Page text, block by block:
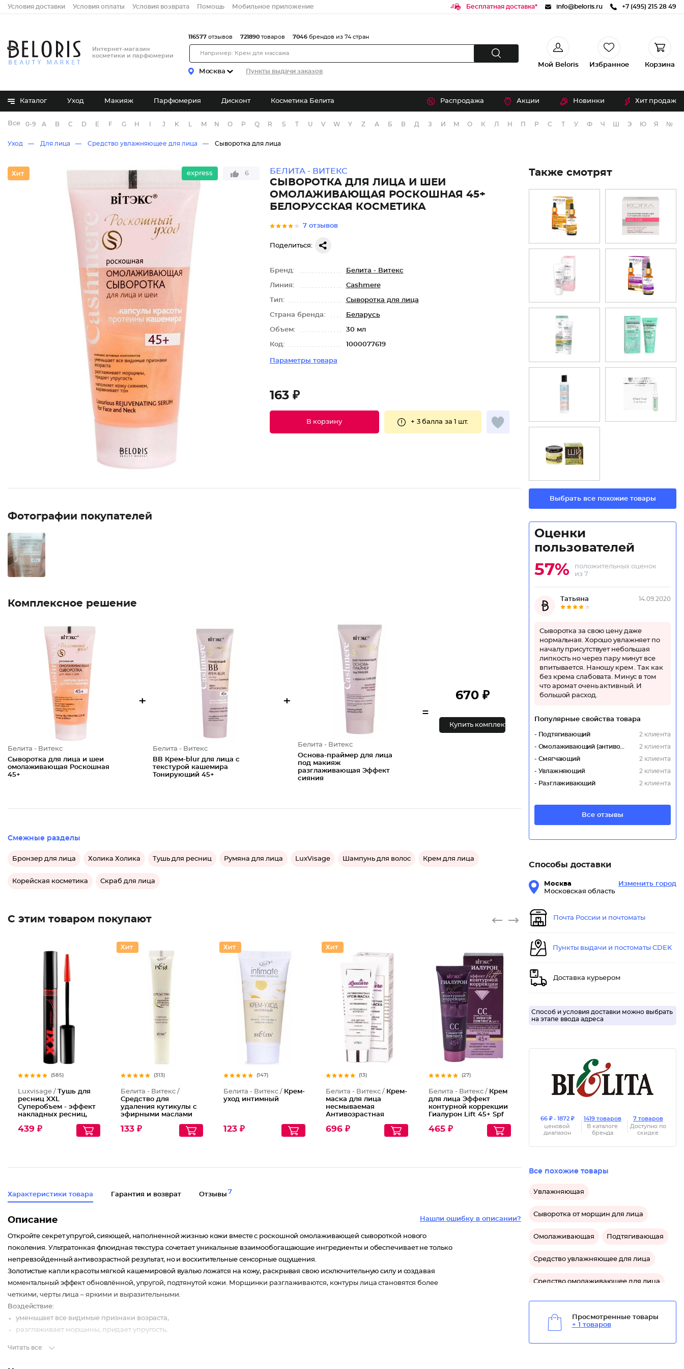
Условия доставки Условия оплаты Условия возврата Помощь Мобильное приложение Бесплатная доставка* info@beloris.ru +7 (495) 215 28 49
Интернет-магазин
косметики и парфюмерии
Москва Пункты выдачи заказов
116577 отзывов 721890 товаров 7046 брендов из 74 стран
Мой Beloris Избранное Корзина
Каталог Уход Макияж Парфюмерия Дисконт Косметика Белита Распродажа Акции Новинки Хит продаж
Все бренды
0-9 A B C D E F G H J K M N O P Q R S T U V W Y Z А Б В Д З И М О К Л Н П Р С Т У Ф Ч Э Ю Я №
Уход Для лица Средство увлажняющее для лица Сыворотка для лица
express 6 БЕЛИТА - ВИТЕКС
CЫВОРОТКА ДЛЯ ЛИЦА И ШЕИ
ОМОЛАЖИВАЮЩАЯ РОСКОШНАЯ 45+
БЕЛОРУССКАЯ КОСМЕТИКА
7 отзывов
Поделиться:
Бренд: Белита - Витекс
Линия: Cashmere
Тип: Сыворотка для лица
Страна бренда: Беларусь
Объем: 30 мл
Код: 1000077619
Параметры товара
163 ₽
В корзину + 3 балла за 1 шт.
Фотографии покупателей
Комплексное решение
Белита - Витекс
Cыворотка для лица и шеи
омолаживающая Роскошная
45+
+
Белита - Витекс
ВВ Крем-blur для лица с
текстурой кашемира
Тонирующий 45+
+
Белита - Витекс
Основа-праймер для лица
под макияж
разглаживающая Эффект
сияния
=
670 ₽
Купить комплект
Смежные разделы
Бронзер для лица Холика Холика Тушь для ресниц Румяна для лица LuxVisage Шампунь для волос Крем для лица
Корейская косметика Скраб для лица
С этим товаром покупают
(585)
Luxvisage / Тушь для
ресниц XXL
Суперобъем - эффект
накладных ресниц,
439 ₽
(313)
Белита - Витекс /
Средство для
удаления кутикулы с
эфирными маслами
дерева
133 ₽
(147)
Белита - Витекс / Крем-
уход интимный
123 ₽
(13)
Белита - Витекс / Крем-
маска для лица
несмываемая
Антивозрастная
LuxCare
696 ₽
(27)
Белита - Витекс / Крем
для лица Эффект
контурной коррекции
Гиалурон Lift 45+ Spf
465 ₽
Характеристики товара Гарантия и возврат Отзывы 7
Нашли ошибку в описании?
Описание
Откройте секрет упругой, сияющей, наполненной жизнью кожи вместе с роскошной омолаживающей сывороткой нового
поколения. Ультратонкая флюидная текстура сочетает уникальные взаимообогащающие ингредиенты и обеспечивает не только
непревзойденный антивозрастной результат, но и восхитительные сенсорные ощущения.
Золотистые капли красоты мягкой кашемировой вуалью ложатся на кожу, раскрывая свою исключительную силу и создавая
моментальный эффект обновлённой, упругой, подтянутой кожи. Морщинки разглаживаются, контуры лица становятся более
четкими, черты лица – яркими и выразительными.
Воздействие:
уменьшает все видимые признаки возраста,
разглаживает морщины, придает упругость,
Читать все
Также смотрят
Выбрать все похожие товары
Оценки
пользователей
57%
положительных оценок
из 7
Татьяна 14.09.2020
Сыворотка за свою цену даже
нормальная. Хорошо увлажняет по
началу присутствует небольшая
липкость но через пару минут все
впитывается. Наношу крем . Так как
без крема слабовата. Минус в том
что аромат очень активный. И
большой расход.
Популярные свойства товара
- Подтягивающий
2 клиента
- Омолаживающий (антивозрастной)
2 клиента
- Смягчающий
2 клиента
- Увлажняющий
2 клиента
- Разглаживающий
2 клиента
Все отзывы
Способы доставки
Москва
Московская область
Изменить город
Почта России и почтоматы
Пункты выдачи и постоматы CDEK
Доставка курьером
Способ и условия доставки можно выбрать
на этапе ввода адреса
66 ₽ - 1872 ₽
ценовой
диапазон
1419 товаров
В каталоге
бренда
7 товаров
Доступно по
скидке
Все похожие товары
Увлажняющая
Сыворотка от морщин для лица
Омолаживающая Подтягивающая
Средство увлажняющее для лица
Средство омолаживающее для лица
Средство подтягивающее для лица
Просмотренные товары
+ 1 товаров